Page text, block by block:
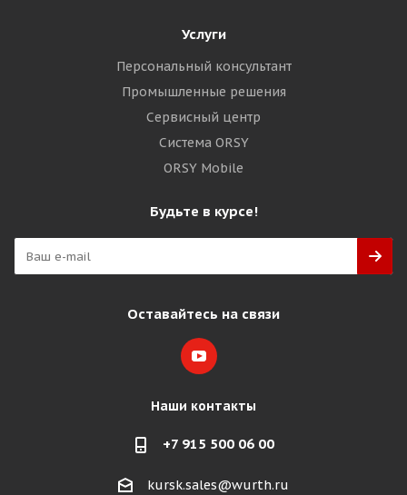
Услуги
Персональный консультант
Промышленные решения
Сервисный центр
Система ORSY
ORSY Mobile
Будьте в курсе!
Оставайтесь на связи
Наши контакты
+7 915 500 06 00
kursk.sales@wurth.ru